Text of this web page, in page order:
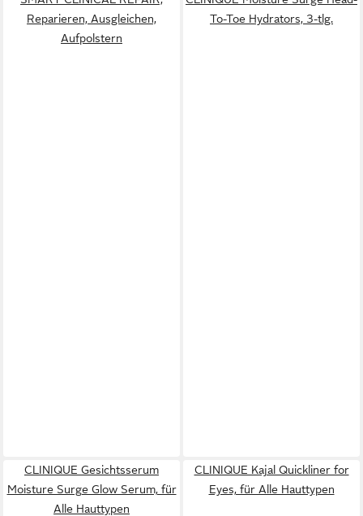
Reparieren, Ausgleichen,
Aufpolstern
To-Toe Hydrators, 3-tlg.
CLINIQUE Gesichtsserum
Moisture Surge Glow Serum, für
Alle Hauttypen
CLINIQUE Kajal Quickliner for
Eyes, für Alle Hauttypen